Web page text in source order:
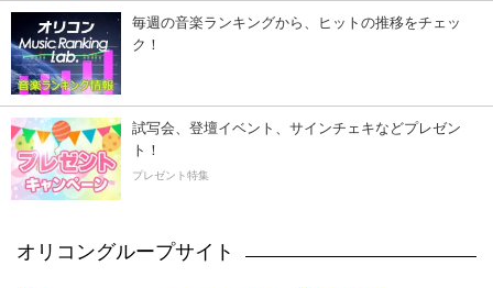
毎週の音楽ランキングから、ヒットの推移をチェッ
ク！
試写会、登壇イベント、サインチェキなどプレゼン
ト！
プレゼント特集
オリコングループサイト